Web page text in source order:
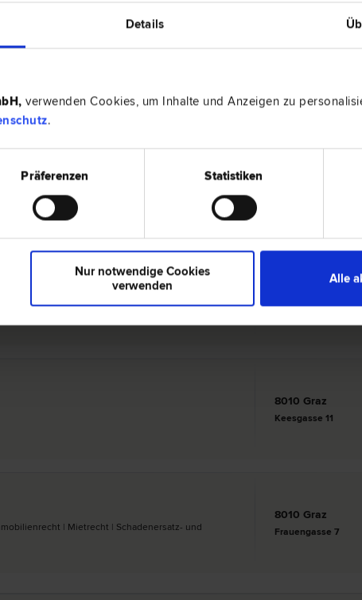
Details
, verwenden Cookies, um Inhalte und Anzeigen zu
.
Präferenzen Statistiken
Nur notwendige Cookies
verwenden
Alle
Familien­recht | Miet­recht | Insolvenz­recht |
Eckertstraße 88
8010 Graz
Keesgasse 11
| Miet­recht | Schadenersatz- und
8010 Graz
Frauengasse 7